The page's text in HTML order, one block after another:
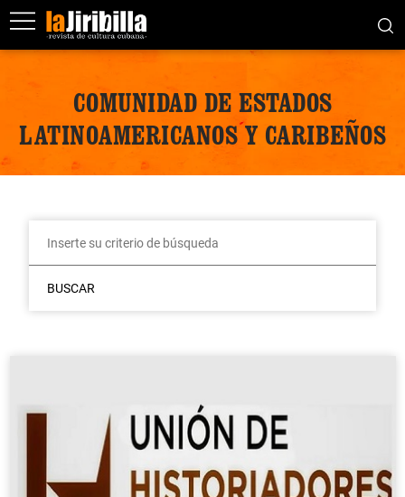
COMUNIDAD DE ESTADOS
LATINOAMERICANOS Y CARIBEÑOS
BUSCAR